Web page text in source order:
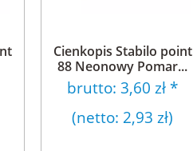
Cienkopis Stabilo point
88 Neonowy Pomar...
brutto:3,60 zł *
(netto: 2,93 zł)